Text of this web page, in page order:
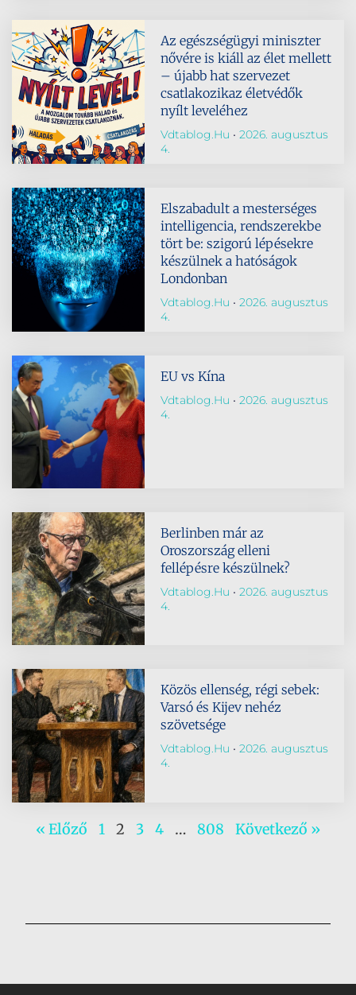
Az egészségügyi miniszter
nővére is kiáll az élet mellett
– újabb hat szervezet
csatlakozikaz életvédők
nyílt leveléhez
Vdtablog.hu
2026. augusztus
4.
Elszabadult a mesterséges
intelligencia, rendszerekbe
tört be: szigorú lépésekre
készülnek a hatóságok
Londonban
Vdtablog.hu
2026. augusztus
4.
EU vs Kína
Vdtablog.hu
2026. augusztus
4.
Berlinben már az
Oroszország elleni
fellépésre készülnek?
Vdtablog.hu
2026. augusztus
4.
Közös ellenség, régi sebek:
Varsó és Kijev nehéz
szövetsége
Vdtablog.hu
2026. augusztus
4.
« Előző 1 2 3 4 … 808 Következő »